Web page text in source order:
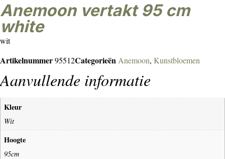
anemoon vertakt 95 cm
white
wit
Artikelnummer95512Categorieën Anemoon, Kunstbloemen
Aanvullende informatie
Kleur
Wit
Hoogte
95cm